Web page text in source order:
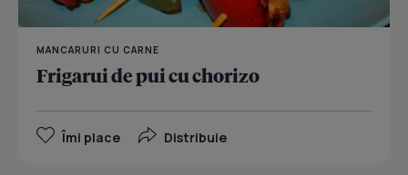
MANCARURI CU CARNE
Frigarui de pui cu chorizo
Îmi place Distribuie